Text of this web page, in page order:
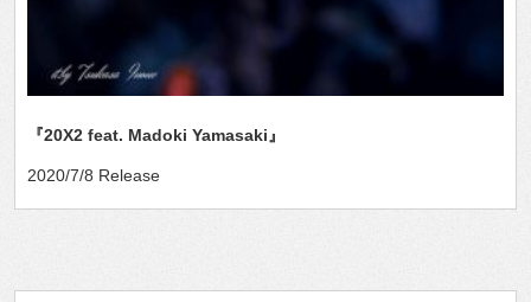
『20X2 feat. Madoki Yamasaki』
2020/7/8 Release